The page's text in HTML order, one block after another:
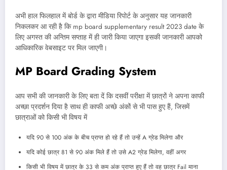
अभी हाल फिलहाल में बोर्ड के द्वारा मीडिया रिपोर्ट के अनुसार यह जानकारी
निकलकर आ रही है कि mp board supplementary result 2023 date के
लिए अगस्त की अन्तिम सप्ताह में ही जारी किया जाएगा इसकी जानकारी आपको
आधिकारिक वेबसाइट पर मिल जाएगी।
MP Board Grading System
आप सभी की जानकारी के लिए बता दें कि दसवीं परीक्षा में छात्रों ने अपना काफी
अच्छा प्रदर्शन दिया है साथ ही काफी अच्छे अंकों से भी पास हुए हैं, जिसमें
छात्राओं को किसी भी विषय में
यदि 90 से 100 अंक के बीच प्राप्त हो रहे हैं तो उन्हें A ग्रेड मिलेगा और
यदि कोई छात्र 81 से 90 अंक मिले हैं तो उसे A2 ग्रेड मिलेगा, वहीं अगर
किसी भी विषय में छात्र के 33 से कम अंक प्राप्त हुए हैं तो वह छात्र Fail माना